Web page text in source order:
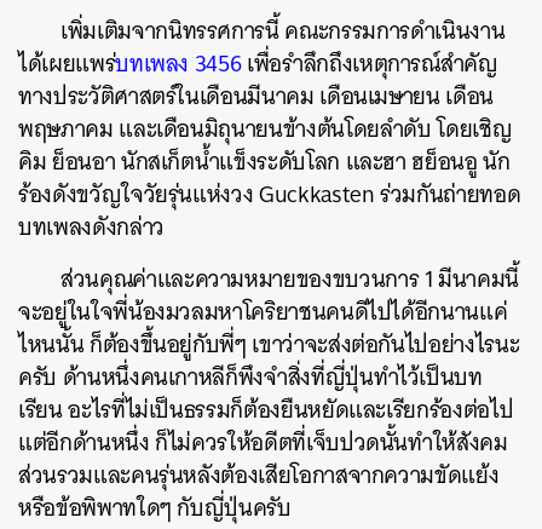
เพิ่มเติมจากนิทรรศการนี้ คณะกรรมการดำเนินงาน
ได้เผยแพร่บทเพลง 3456เพื่อรำลึกถึงเหตุการณ์สำคัญ
ทางประวัติศาสตร์ในเดือนมีนาคม เดือนเมษายน เดือน
พฤษภาคม และเดือนมิถุนายนข้างต้นโดยลำดับ โดยเชิญ
คิม ย็อนอา นักสเก็ตน้ำแข็งระดับโลก และฮา ฮย็อนอู นัก
ร้องดังขวัญใจวัยรุ่นแห่งวง Guckkasten ร่วมกันถ่ายทอด
บทเพลงดังกล่าว
ส่วนคุณค่าและความหมายของขบวนการ 1 มีนาคมนี้
จะอยู่ในใจพี่น้องมวลมหาโคริยาชนคนดีไปได้อีกนานแค่
ไหนนั้น ก็ต้องขึ้นอยู่กับพี่ๆ เขาว่าจะส่งต่อกันไปอย่างไรนะ
ครับ ด้านหนึ่งคนเกาหลีก็พึงจำสิ่งที่ญี่ปุ่นทำไว้เป็นบท
เรียน อะไรที่ไม่เป็นธรรมก็ต้องยืนหยัดและเรียกร้องต่อไป
แต่อีกด้านหนึ่ง ก็ไม่ควรให้อดีตที่เจ็บปวดนั้นทำให้สังคม
ส่วนรวมและคนรุ่นหลังต้องเสียโอกาสจากความขัดแย้ง
หรือข้อพิพาทใดๆ กับญี่ปุ่นครับ